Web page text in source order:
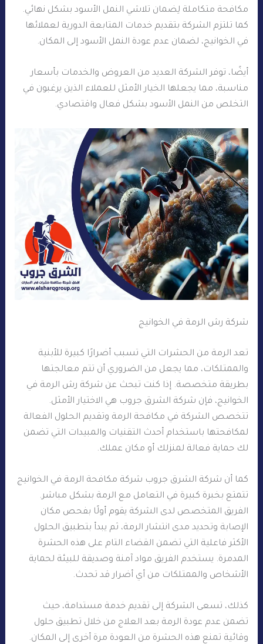
مكافحة متكاملة لِضمان تلاشي النمل الأسود بشكل نهائي.
كما تلتزم الشركة بتقديم خدمات المتابعة الدورية لعملائها
في الخوانيج، لضمان عدم عودة النمل الأسود إلى المكان.
أيضًا، توفر الشركة العديد من العروض والخدمات بأسعار
مناسبة، مما يجعلها الخيار الأمثل للعملاء الذين يرغبون في
التخلص من النمل الأسود بشكل فعال واقتصادي.
شركة رش الرمة في الخوانيج
تعد الرمة من الحشرات التي تسبب أضرارًا كبيرة للأبنية
والممتلكات، مما يجعل من الضروري أن تتم معالجتها
بطريقة متخصصة. إذا كنت تبحث عن شركة رش الرمة في
الخوانيج، فإن شركة الشرق جروب هي الاختيار الأمثل.
تتخصص الشركة في مكافحة الرمة وتقديم الحلول الفعالة
لمكافحتها باستخدام أحدث التقنيات والمبيدات التي تضمن
لك حماية فعالة لمنزلك أو مكان عملك.
كما أن شركة الشرق جروب شركة مكافحة الرمة في الخوانيج
تتمتع بخبرة كبيرة في التعامل مع الرمة بشكل مباشر.
الفريق المتخصص لدى الشركة يقوم أولًا بفحص مكان
الإصابة وتحديد مدى انتشار الرمة، ثم يبدأ بتطبيق الحلول
الأكثر فاعلية التي تضمن القضاء التام على هذه الحشرة
المدمرة. يستخدم الفريق مواد آمنة وصديقة للبيئة لحماية
الأشخاص والممتلكات من أي أضرار قد تحدث.
كذلك، تسعى الشركة إلى تقديم خدمة مستدامة، حيث
تضمن عدم عودة الرمة بعد العلاج من خلال تطبيق حلول
وقائية تمنع هذه الحشرة من العودة مرة أخرى إلى المكان.